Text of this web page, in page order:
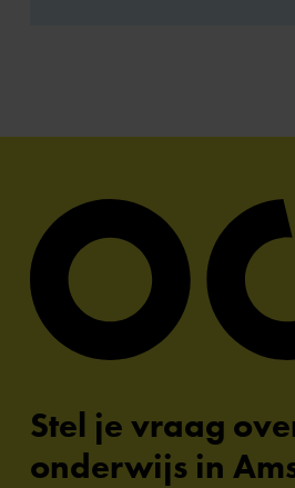
Stel je vraag
onderwijs in